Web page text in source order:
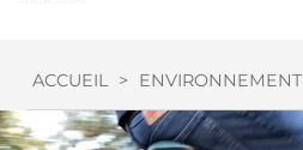
ACCUEIL > ENVIRONNEMENT